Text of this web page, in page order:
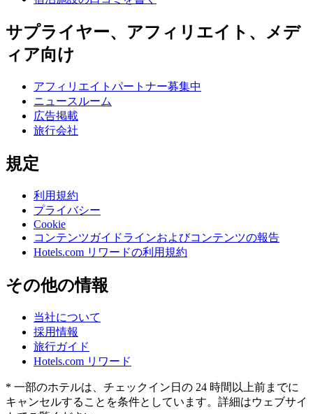
サプライヤー、アフィリエイト、メデ
ィア向け
アフィリエイトパートナー募集中
ニュースルーム
広告掲載
旅行会社
規定
利用規約
プライバシー
Cookie
コンテンツガイドラインおよびコンテンツの報告
Hotels.com リワードの利用規約
その他の情報
当社について
採用情報
旅行ガイド
Hotels.com リワード
* 一部のホテルは、チェックイン日の 24 時間以上前までに
キャンセルすることを条件としています。詳細はウェブサイ